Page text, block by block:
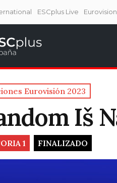
ESCplus Live
Eurovisión 2023
Iš
1 FINALIZADO